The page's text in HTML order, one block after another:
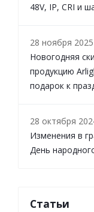
48V, IP, CRI и
28 ноября 2025
Новогодняя
продукцию
подарок к
28 октября
Изменения в
День
Статьи